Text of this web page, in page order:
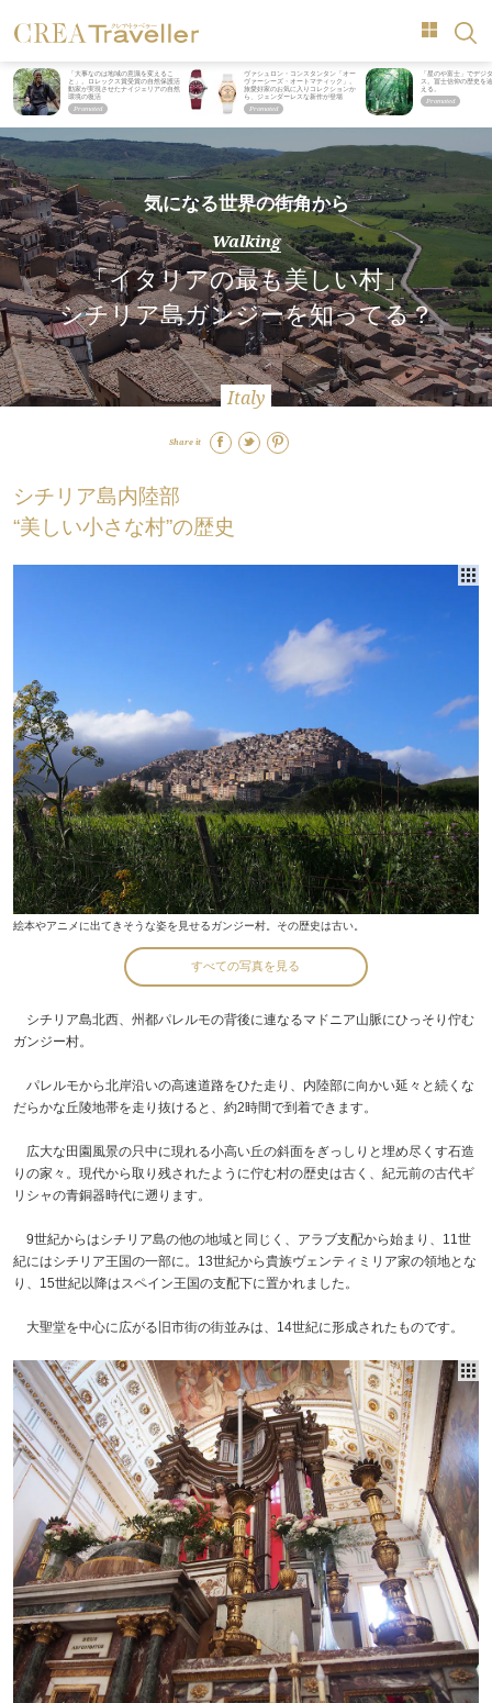
「大事なのは地域の意識を変えるこ
と」。ロレックス賞受賞の自然保護活
動家が実現させたナイジェリアの自然
環境の復活
ヴァシュロン・コンスタンタン「オー
ヴァーシーズ・オートマティック」。
旅愛好家のお気に入りコレクションか
ら、ジェンダーレスな新作が登場
「星のや富士」でデジ
ス。冨士信仰の歴史を
える。
気になる世界の街角から
Walking
「イタリアの最も美しい村」
シチリア島ガンジーを知ってる？
Italy
Share it
シチリア島内陸部
“美しい小さな村”の歴史
絵本やアニメに出てきそうな姿を見せるガンジー村。その歴史は古い。
すべての写真を見る
シチリア島北西、州都パレルモの背後に連なるマドニア山脈にひっそり佇む
ガンジー村。
パレルモから北岸沿いの高速道路をひた走り、内陸部に向かい延々と続くな
だらかな丘陵地帯を走り抜けると、約2時間で到着できます。
広大な田園風景の只中に現れる小高い丘の斜面をぎっしりと埋め尽くす石造
りの家々。現代から取り残されたように佇む村の歴史は古く、紀元前の古代ギ
リシャの青銅器時代に遡ります。
9世紀からはシチリア島の他の地域と同じく、アラブ支配から始まり、11世
紀にはシチリア王国の一部に。13世紀から貴族ヴェンティミリア家の領地とな
り、15世紀以降はスペイン王国の支配下に置かれました。
大聖堂を中心に広がる旧市街の街並みは、14世紀に形成されたものです。